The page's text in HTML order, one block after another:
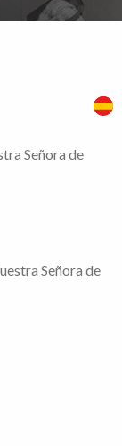
Señora de
Señora de